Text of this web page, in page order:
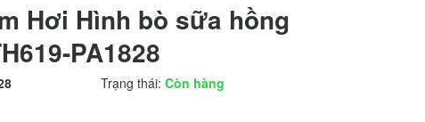
Hơi Hình bò sữa hồng
PA1828
Trạng thái: Còn hàng